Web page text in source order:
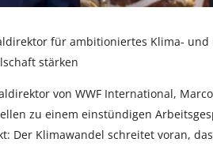
für ambitioniertes Klima-
stärken
von WWF International,
zu einem einstündigen
Der Klimawandel schreitet voran,